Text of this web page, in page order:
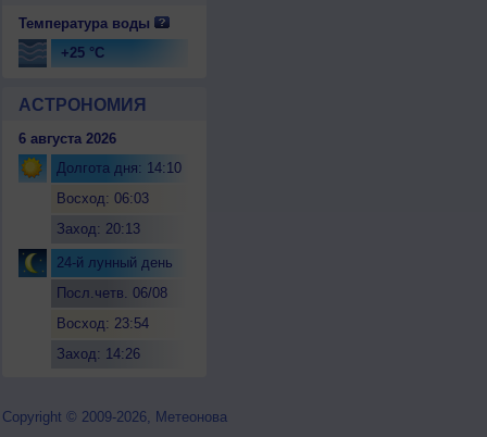
Температура воды
+25 °C
АСТРОНОМИЯ
6 августа 2026
Долгота дня: 14:10
Восход: 06:03
Заход: 20:13
24-й лунный день
Посл.четв. 06/08
Восход: 23:54
Заход: 14:26
Copyright © 2009-2026, Метеонова